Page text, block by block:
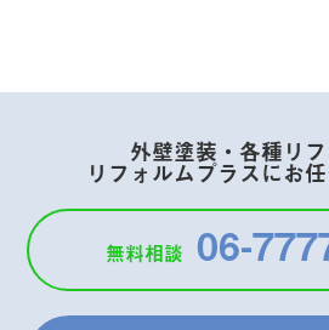
外壁塗装・各種リ
リフォルムプラスにお任
無料相談 06-